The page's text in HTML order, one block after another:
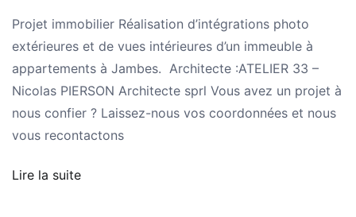
Projet immobilier Réalisation d’intégrations photo
extérieures et de vues intérieures d’un immeuble à
appartements à Jambes. Architecte :ATELIER 33 –
Nicolas PIERSON Architecte sprl Vous avez un projet à
nous confier ? Laissez-nous vos coordonnées et nous
vous recontactons
Lire la suite